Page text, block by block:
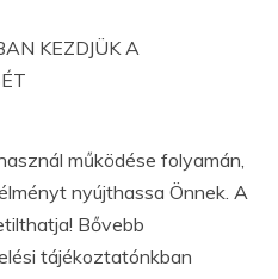
KEZDJÜK A
működése folyamán,
nyújthassa Önnek. A
Bővebb
tájékoztatónkban